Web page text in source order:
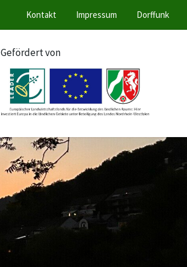
Kontakt Impressum Dorffunk
Gefördert von